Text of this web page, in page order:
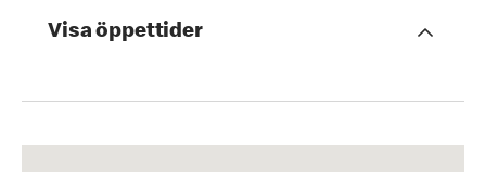
Visa öppettider